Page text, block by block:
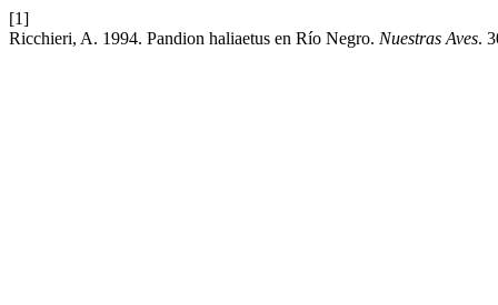
[1]
Ricchieri, A. 1994. Pandion haliaetus en Río Negro. Nuestras Aves.